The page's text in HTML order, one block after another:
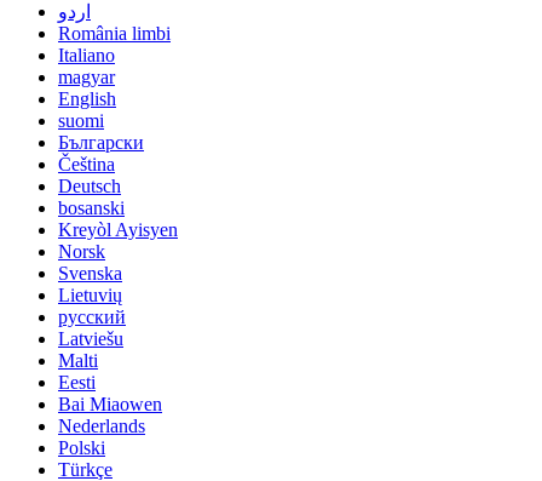
اردو
România limbi
Italiano
magyar
English
suomi
Български
Čeština
Deutsch
bosanski
Kreyòl Ayisyen
Norsk
Svenska
Lietuvių
русский
Latviešu
Malti
Eesti
Bai Miaowen
Nederlands
Polski
Türkçe